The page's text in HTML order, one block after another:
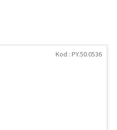
Kod : PY.50.0536